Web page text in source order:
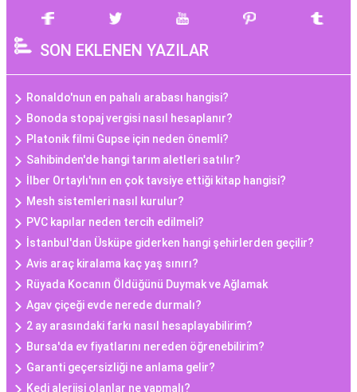
SON EKLENEN YAZILAR
Ronaldo'nun en pahalı arabası hangisi?
Bonoda stopaj vergisi nasıl hesaplanır?
Platonik filmi Gupse için neden önemli?
Sahibinden'de hangi tarım aletleri satılır?
İlber Ortaylı'nın en çok tavsiye ettiği kitap hangisi?
Mesh sistemleri nasıl kurulur?
PVC kapılar neden tercih edilmeli?
İstanbul'dan Üsküpe giderken hangi şehirlerden geçilir?
Avis araç kiralama kaç yaş sınırı?
Rüyada Kocanın Öldüğünü Duymak ve Ağlamak
Agav çiçeği evde nerede durmalı?
2 ay arasındaki farkı nasıl hesaplayabilirim?
Bursa'da ev fiyatlarını nereden öğrenebilirim?
Garanti geçersizliği ne anlama gelir?
Kedi alerjisi olanlar ne yapmalı?